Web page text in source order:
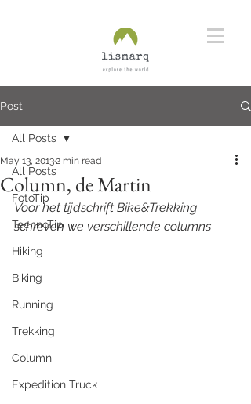
Post
All Posts
FotoTip
TechnoTip
Hiking
Biking
Running
Trekking
Column
Expedition Truck
All Posts
Column, de Martin
May 13, 20132 min read
Voor het tijdschrift Bike&Trekking
schreven we verschillende columns